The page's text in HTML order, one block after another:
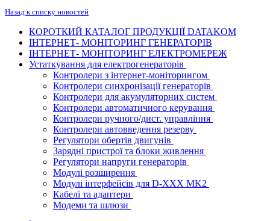
Назад к списку новостей
КОРОТКИЙ КАТАЛОГ ПРОДУКЦІЇ DATAKOM
ІНТЕРНЕТ- МОНІТОРИНГ ГЕНЕРАТОРІВ
ІНТЕРНЕТ- МОНІТОРИНГ ЕЛЕКТРОМЕРЕЖ
Устаткування для електрогенераторів
Контролери з інтернет-моніторингом
Контролери синхронізації генераторів
Контролери для акумуляторних систем
Контролери автоматичного керування
Контролери ручного/дист. управління
Контролери автовведення резерву
Регулятори обертів двигунів
Зарядні пристрої та блоки живлення
Регулятори напруги генераторів
Модулі розширення
Модулі інтерфейсів для D-XXX MK2
Кабелі та адаптери
Модеми та шлюзи